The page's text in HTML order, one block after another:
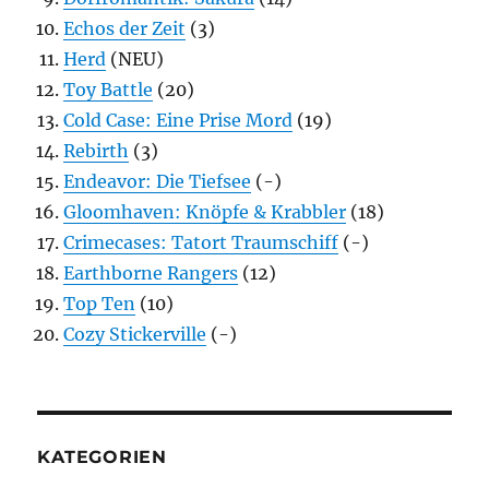
Echos der Zeit (3)
Herd (NEU)
Toy Battle (20)
Cold Case: Eine Prise Mord (19)
Rebirth (3)
Endeavor: Die Tiefsee (-)
Gloomhaven: Knöpfe & Krabbler (18)
Crimecases: Tatort Traumschiff (-)
Earthborne Rangers (12)
Top Ten (10)
Cozy Stickerville (-)
KATEGORIEN